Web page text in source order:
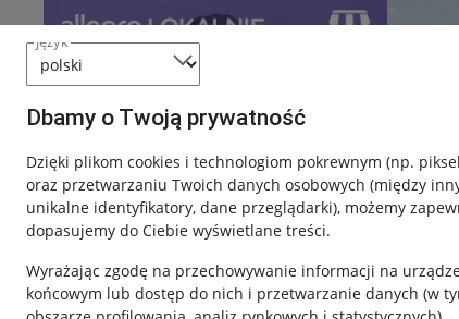
język
Dbamy o Twoją prywatność
Dzięki plikom cookies i technologiom pokrewnym (np.
oraz przetwarzaniu Twoich danych osobowych (między
unikalne identyfikatory, dane przeglądarki), możemy
dopasujemy do Ciebie wyświetlane treści.
Wyrażając zgodę na przechowywanie informacji na
końcowym lub dostęp do nich i przetwarzanie danych (w